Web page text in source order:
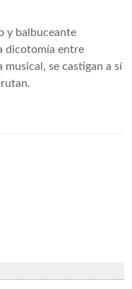
y balbuceante
dicotomía entre
musical, se castigan a sí